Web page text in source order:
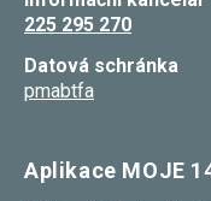
225 295 270
Datová schránka
pmabtfa
Aplikace MOJE